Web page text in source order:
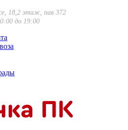
18,2 этаж, пав 372
до 19:00